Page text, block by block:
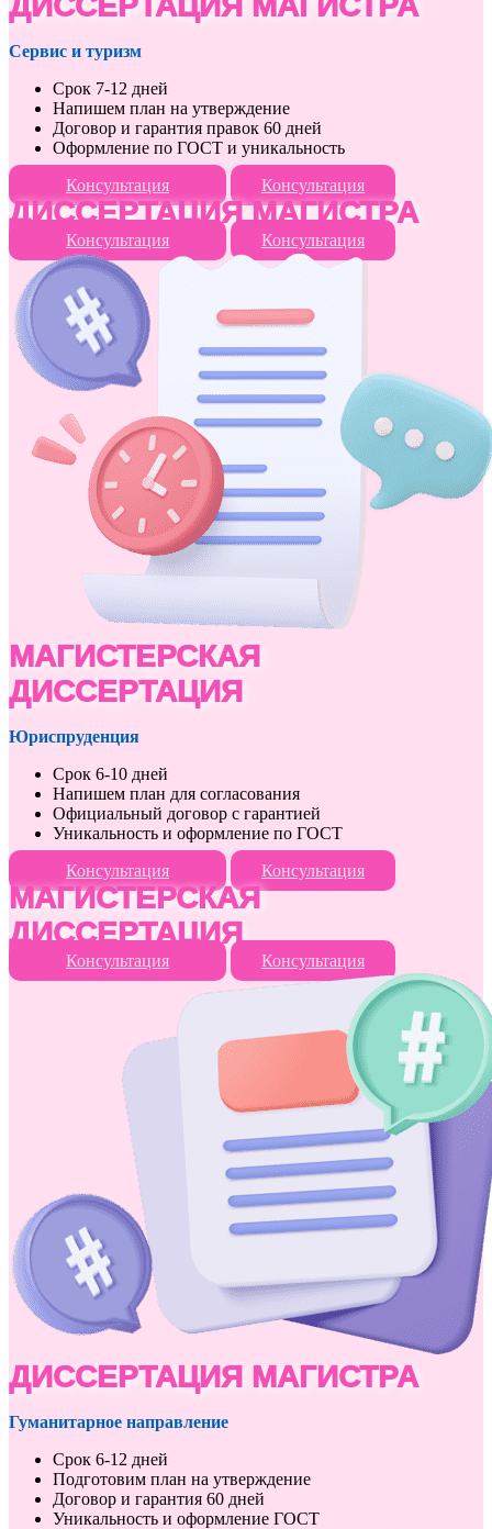
Сервис и туризм
Срок 7-12 дней
Напишем план на утверждение
Договор и гарантия правок 60 дней
Оформление по ГОСТ и уникальность
Консультация
Консультация
ДИССЕРТАЦИЯ МАГИСТРА
Консультация Консультация
МАГИСТЕРСКАЯ
ДИССЕРТАЦИЯ
Юриспруденция
Срок 6-10 дней
Напишем план для согласования
Официальный договор с гарантией
Уникальность и оформление по ГОСТ
Консультация
Консультация
МАГИСТЕРСКАЯ
ДИССЕРТАЦИЯ
Консультация Консультация
ДИССЕРТАЦИЯ МАГИСТРА
Гуманитарное направление
Срок 6-12 дней
Подготовим план на утверждение
Договор и гарантия 60 дней
Уникальность и оформление ГОСТ